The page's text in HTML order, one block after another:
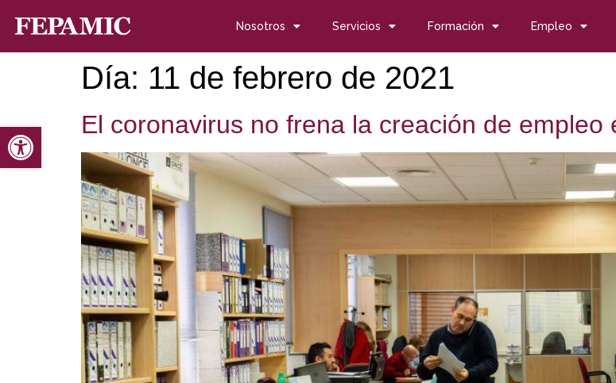
Abrir barra de herramientas
Nosotros Servicios Formación Empleo
Día: 11 de febrero de 2021
El coronavirus no frena la creación de empleo